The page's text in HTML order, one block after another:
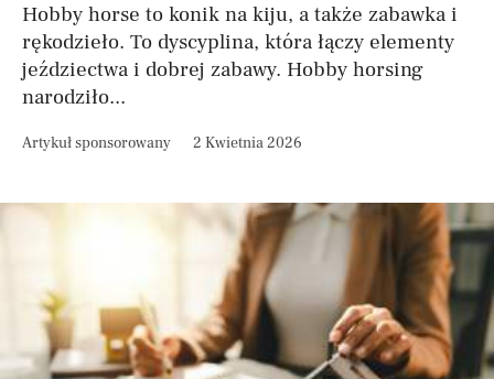
Hobby horse to konik na kiju, a także zabawka i
rękodzieło. To dyscyplina, która łączy elementy
jeździectwa i dobrej zabawy. Hobby horsing
narodziło...
Artykuł sponsorowany 2 Kwietnia 2026